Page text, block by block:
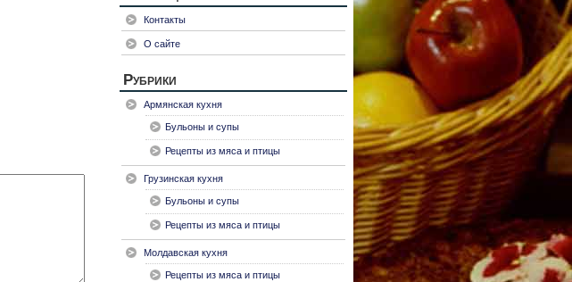
Контакты
О сайте
Рубрики
Армянская кухня
Бульоны и супы
Рецепты из мяса и птицы
Грузинская кухня
Бульоны и супы
Рецепты из мяса и птицы
Молдавская кухня
Рецепты из мяса и птицы